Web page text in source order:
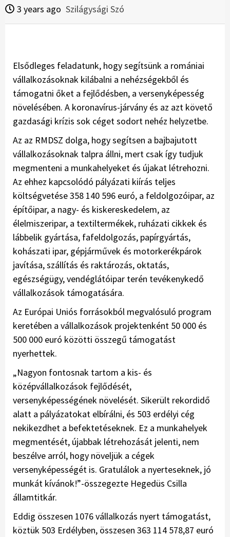
3 years ago Szilágysági Szó
Elsődleges feladatunk, hogy segítsünk a romániai
vállalkozásoknak kilábalni a nehézségekből és
támogatni őket a fejlődésben, a versenyképesség
növelésében. A koronavírus-járvány és az azt követő
gazdasági krízis sok céget sodort nehéz helyzetbe.
Az az RMDSZ dolga, hogy segítsen a bajbajutott
vállalkozásoknak talpra állni, mert csak így tudjuk
megmenteni a munkahelyeket és újakat létrehozni.
Az ehhez kapcsolódó pályázati kiírás teljes
költségvetése 358 140 596 euró, a feldolgozóipar, az
építőipar, a nagy- és kiskereskedelem, az
élelmiszeripar, a textiltermékek, ruházati cikkek és
lábbelik gyártása, fafeldolgozás, papírgyártás,
kohászati ipar, gépjárművek és motorkerékpárok
javítása, szállítás és raktározás, oktatás,
egészségügy, vendéglátóipar terén tevékenykedő
vállalkozások támogatására.
Az Európai Uniós forrásokból megvalósuló program
keretében a vállalkozások projektenként 50 000 és
500 000 euró közötti összegű támogatást
nyerhettek.
„Nagyon fontosnak tartom a kis- és
középvállalkozások fejlődését,
versenyképességének növelését. Sikerült rekordidő
alatt a pályázatokat elbírálni, és 503 erdélyi cég
nekikezdhet a befektetéseknek. Ez a munkahelyek
megmentését, újabbak létrehozását jelenti, nem
beszélve arról, hogy növeljük a cégek
versenyképességét is. Gratulálok a nyerteseknek, jó
munkát kívánok!”-összegezte Hegedüs Csilla
államtitkár.
Eddig összesen 1076 vállalkozás nyert támogatást,
köztük 503 Erdélyben, összesen 363 114 578,87 euró